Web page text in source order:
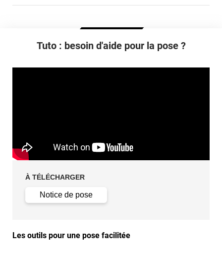
véhicule.
Tuto : besoin d'aide pour la pose ?
À TÉLÉCHARGER
Notice de pose
Les outils pour une pose facilitée